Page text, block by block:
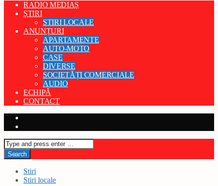
RADIO MEDIAȘ
ȘTIRI
STIRI LOCALE
ANUNȚURI
APARTAMENTE
AUTO-MOTO
CASE
DIVERSE
SOCIETĂȚI COMERCIALE
AUDIO
ECHIPĂ
CONTACT
Stiri
Stiri locale